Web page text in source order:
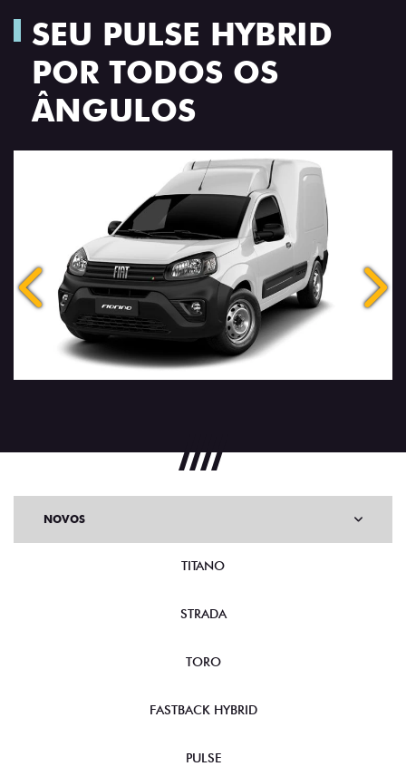
SEU PULSE HYBRID
POR TODOS OS
ÂNGULOS
Anterior
NOVOS
TITANO
STRADA
TORO
FASTBACK HYBRID
PULSE